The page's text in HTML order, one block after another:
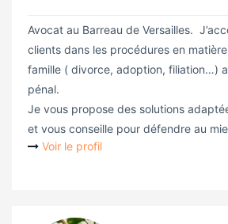
Avocat au Barreau de Versailles.
clients dans les procédures en
famille ( divorce, adoption, filiation…)
pénal.
Je vous propose des solutions
et vous conseille pour défendre au
Voir le profil